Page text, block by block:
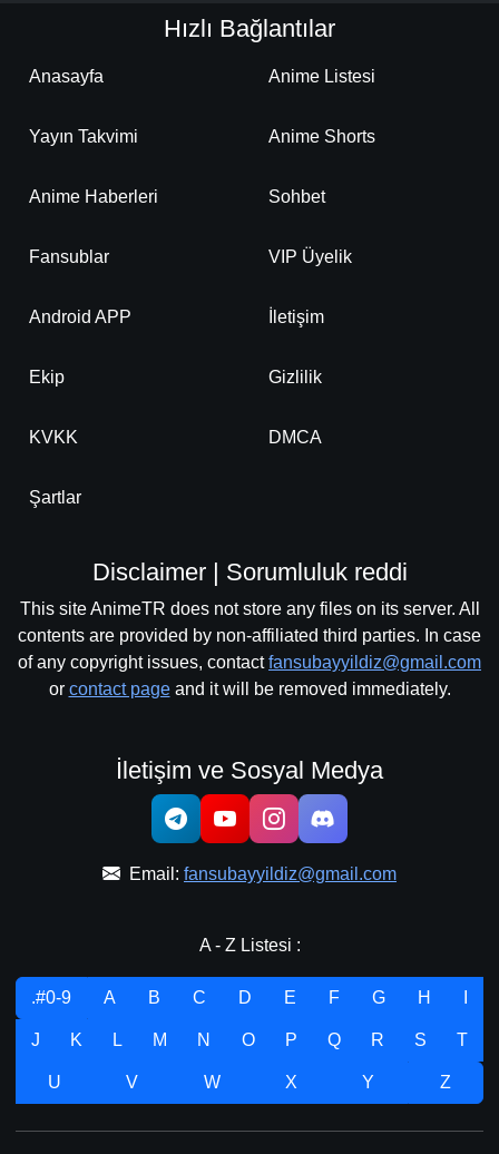
Hızlı Bağlantılar
Anasayfa Anime Listesi
Yayın Takvimi Anime Shorts
Anime Haberleri Sohbet
Fansublar VIP Üyelik
Android APP İletişim
Ekip Gizlilik
KVKK DMCA
Şartlar
Disclaimer | Sorumluluk reddi
This site AnimeTR does not store any files on its server. All
contents are provided by non-affiliated third parties. In case
of any copyright issues, contactfansubayyildiz@gmail.com
or contact pageand it will be removed immediately.
İletişim ve Sosyal Medya
Email: fansubayyildiz@gmail.com
A - Z Listesi :
.#0-9 A B C D E F G H
J K L M N O P Q R S T
U V W X Y Z